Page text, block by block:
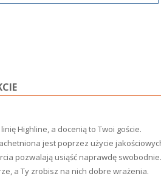
Highline, a docenią to Twoi goście.
jest poprzez użycie
pozwalają usiąść naprawdę swobodnie.
a Ty zrobisz na nich dobre wrażenia.